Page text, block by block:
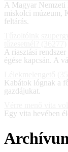
A Magyar Nemzeti
miskolci múzeum,
feltárás.
A riasztási
égése kapcsán. A
Kabátok lógnak a
gazdájukat.
Egy vita hevében